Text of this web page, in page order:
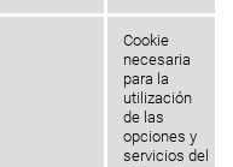
Cookie
necesaria
para la
utilización
de las
opciones y
servicios del